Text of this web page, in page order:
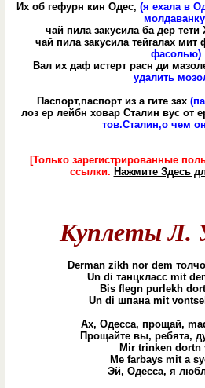
Их об гефурн кин Одес, (я ехала в
чай пила закусила ба дер тети
чай пила закусила тейгалах мит
фасолью)
Вал их даф истерт расн ди
удалить
Паспорт,паспорт из а гите зах
лоз ер лейбн ховар Сталин вус от
тов.Сталин,о чем
[Только зарегистрированные
ссылки. Нажмите Здесь
Куплеты Л.
Derman zikh nor dem
Un di танцкласс mit
Bis flegn purlekh
Un di шпана mit
Ах, Одесса, прощай,
Прощайте вы, ребята,
Mir trinken dortn
Me farbays mit a
Эй, Одесса, я